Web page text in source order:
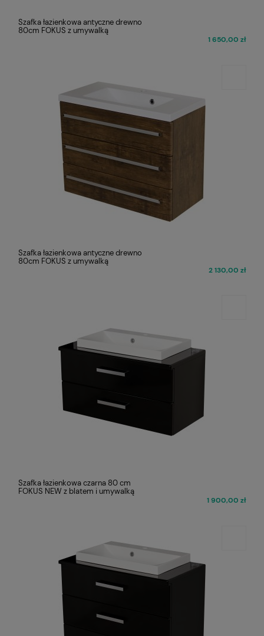
Szafka łazienkowa antyczne drewno
80cm FOKUS z umywalką
1 650,00 zł
Szafka łazienkowa antyczne drewno
80cm FOKUS z umywalką
2 130,00 zł
Szafka łazienkowa czarna 80 cm
FOKUS NEW z blatem i umywalką
1 900,00 zł